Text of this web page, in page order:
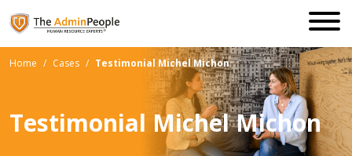
Home / Cases / Testimonial Michel Michon
Testimonial Michel Michon